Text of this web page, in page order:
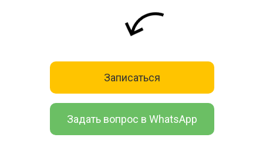
Задать вопрос в WhatsApp
Записаться